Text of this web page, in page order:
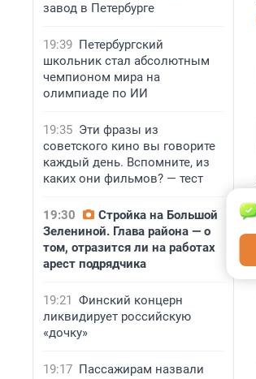
завод в Петербурге
19:39 Петербургский
школьник стал абсолютным
чемпионом мира на
олимпиаде по ИИ
19:35 Эти фразы из
советского кино вы говорите
каждый день. Вспомните, из
каких они фильмов? — тест
19:30
Стройка на Большой
Зелениной. Глава района — о
том, отразится ли на работах
арест подрядчика
19:21 Финский концерн
ликвидирует российскую
«дочку»
19:17 Пассажирам назвали